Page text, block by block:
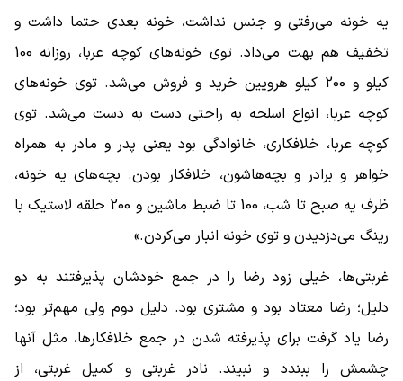
یه خونه می‌رفتی و جنس نداشت، خونه بعدی حتما داشت و
تخفیف هم بهت می‌داد. توی خونه‌های کوچه عربا، روزانه 100
کیلو و 200 کیلو هرویین خرید و فروش می‌شد. توی خونه‌های
کوچه عربا، انواع اسلحه به راحتی دست به دست می‌شد. توی
کوچه عربا، خلافکاری، خانوادگی بود یعنی پدر و مادر به همراه
خواهر و برادر و بچه‌هاشون، خلافکار بودن. بچه‌های یه خونه،
ظرف یه صبح تا شب، 100 تا ضبط ماشین و 200 حلقه لاستیک با
رینگ می‌دزدیدن و توی خونه انبار می‌کردن.»
غربتی‌ها، خیلی زود رضا را در جمع خودشان پذیرفتند به دو
دلیل؛ رضا معتاد بود و مشتری بود. دلیل دوم ولی مهم‌تر بود؛
رضا یاد گرفت برای پذیرفته شدن در جمع خلافکارها، مثل آنها
چشمش را ببندد و نبیند. نادر غربتی و کمیل غربتی، از